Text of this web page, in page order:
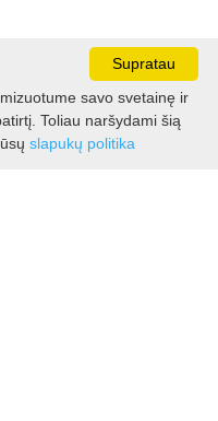
Supratau
savo svetainę ir
Toliau naršydami šią
slapukų politika